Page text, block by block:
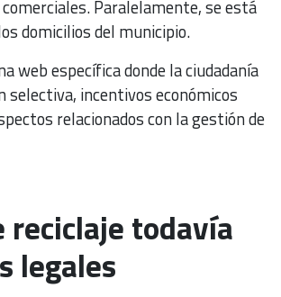
Paralelamente, se está
domicilios del municipio.
web específica donde la ciudadanía
incentivos económicos
relacionados con la gestión de
reciclaje todavía
legales